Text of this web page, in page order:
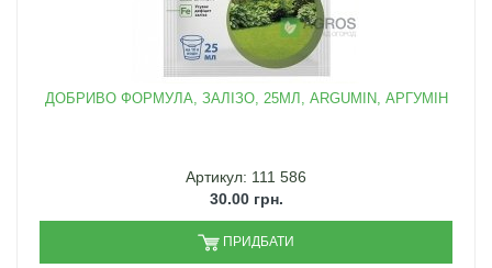
ДОБРИВО ФОРМУЛА, ЗАЛІЗО, 25МЛ, ARGUMIN, АРГУМІН
Артикул: 111 586
30.00 грн.
ПРИДБАТИ